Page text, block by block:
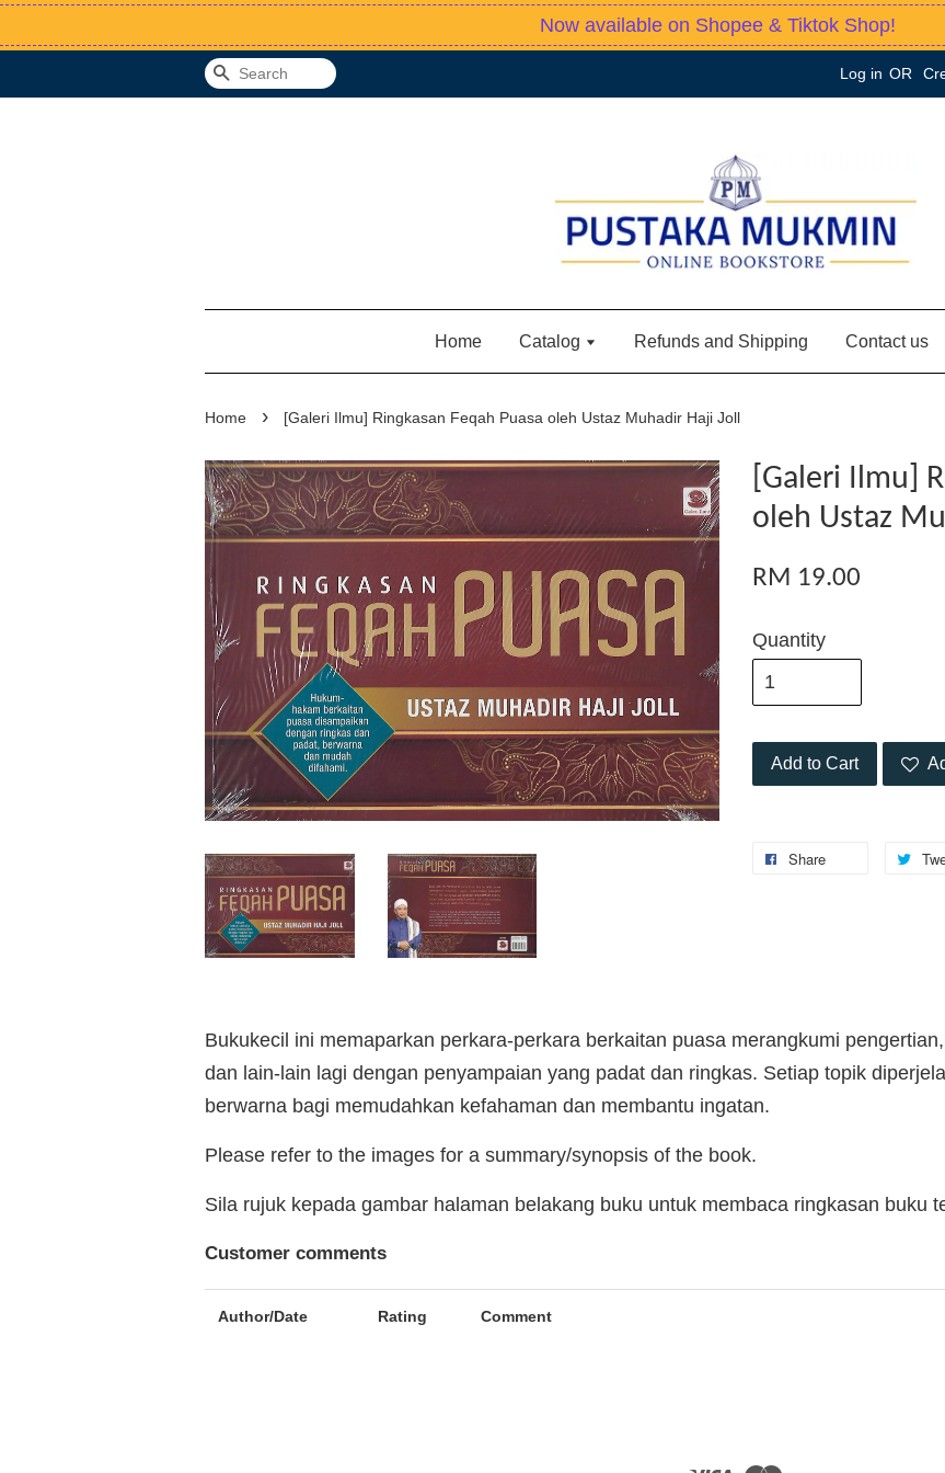
Now available on Shopee & Tiktok Shop!
Search Log in OR
Home Catalog Refunds and Shipping Contact us
Home › [Galeri Ilmu] Ringkasan Feqah Puasa oleh Ustaz Muhadir Haji Joll
[Galeri Ilmu]
oleh Ustaz
RM 19.00
Quantity
Add to Cart
Share
Bukukecil ini memaparkan perkara-perkara berkaitan puasa merangkumi
dan lain-lain lagi dengan penyampaian yang padat dan ringkas. Setiap topik
berwarna bagi memudahkan kefahaman dan membantu ingatan.
Please refer to the images for a summary/synopsis of the book.
Sila rujuk kepada gambar halaman belakang buku untuk membaca ringkasan buku
Customer comments
Author/Date Rating Comment